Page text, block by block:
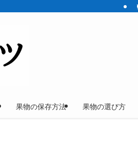
果物の保存方法 果物の選び方